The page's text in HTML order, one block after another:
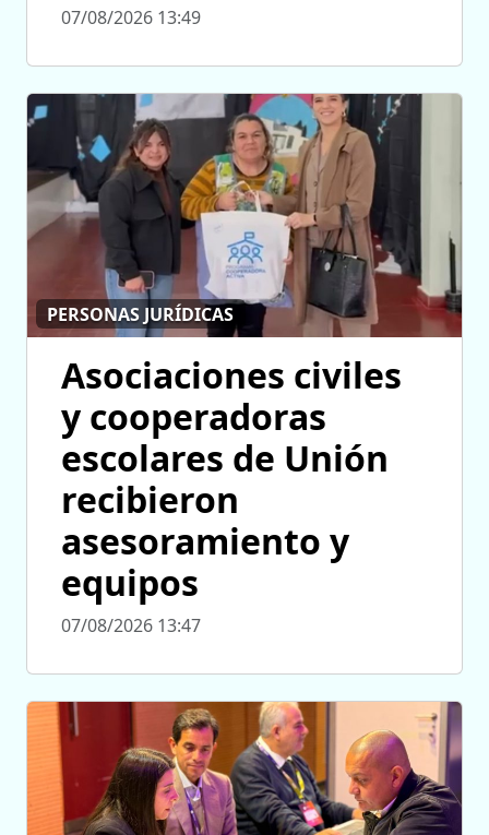
07/08/2026 13:49
PERSONAS JURÍDICAS
Asociaciones civiles
y cooperadoras
escolares de Unión
recibieron
asesoramiento y
equipos
07/08/2026 13:47